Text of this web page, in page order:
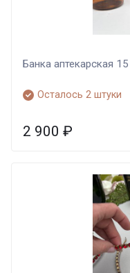
Банка аптекарская
Осталось 2 штуки
2 900 ₽